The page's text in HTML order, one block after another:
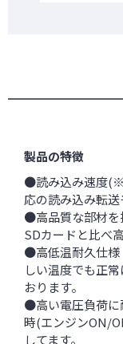
製品の特徴
●読み込み速度
応の読み込み転
●高品質な部材を
SDカードと比べ
●高低温耐久仕
しい温度でも正
おります。
●高い電圧負荷に
時(エンジンON/
してます。